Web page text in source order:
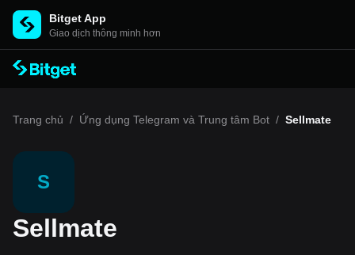
Bitget App
Giao dịch thông minh hơn
Trang chủ / Ứng dụng Telegram và Trung tâm Bot / Sellmate
S
Sellmate